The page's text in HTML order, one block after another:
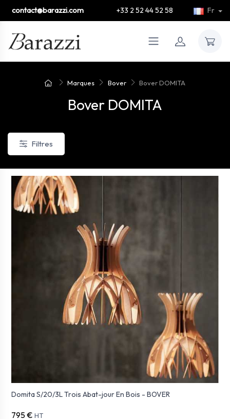
contact@barazzi.com +33 2 52 44 52 58 Fr
Marques Bover Bover DOMITA
Bover DOMITA
Filtres
Domita S/20/3L Trois Abat-jour En Bois - BOVER
795 € HT